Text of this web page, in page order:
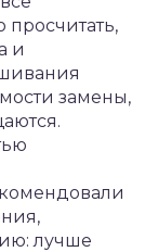
и
замены,
лучше